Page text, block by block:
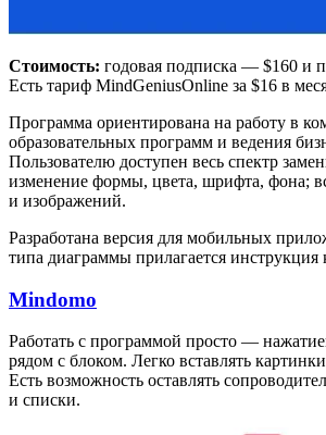
Стоимость: годовая подписка — $160 и
Есть тариф MindGeniusOnline за $16 в
Программа ориентирована на работу в
образовательных программ и ведения
Пользователю доступен весь спектр
изменение формы, цвета, шрифта, фона;
и изображений.
Разработана версия для мобильных
типа диаграммы прилагается инструкция
Mindomo
Работать с программой просто —
рядом с блоком. Легко вставлять
Есть возможность оставлять
и списки.